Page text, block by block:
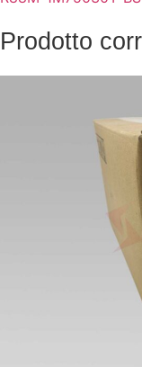
Prodotto